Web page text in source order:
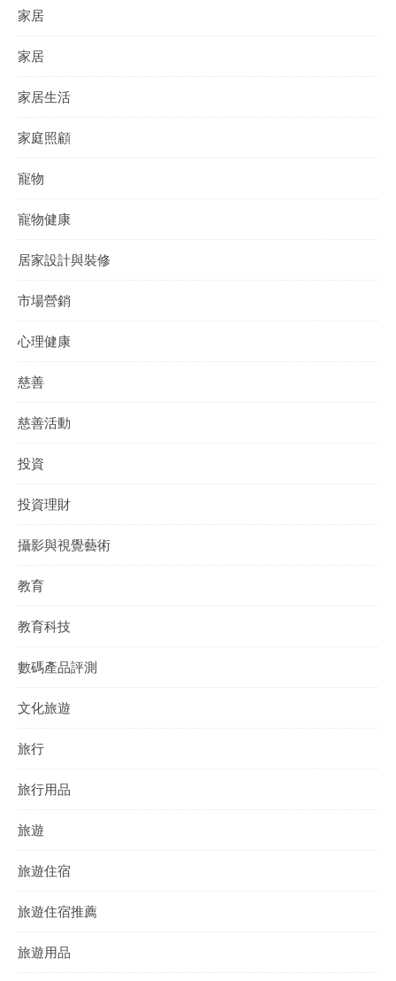
家居
家居
家居生活
家庭照顧
寵物
寵物健康
居家設計與裝修
市場營銷
心理健康
慈善
慈善活動
投資
投資理財
攝影與視覺藝術
教育
教育科技
數碼產品評測
文化旅遊
旅行
旅行用品
旅遊
旅遊住宿
旅遊住宿推薦
旅遊用品